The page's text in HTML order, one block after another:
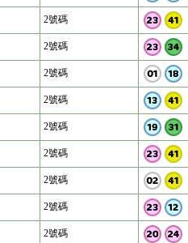
2號碼
2號碼
2號碼
2號碼
2號碼
2號碼
2號碼
2號碼
2號碼